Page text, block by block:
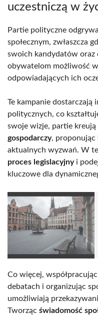
uczestniczą w
Partie polityczne
społecznym, zwłaszcza
swoich kandydatów oraz
obywatelom możliwość
odpowiadających ich
Te kampanie
politycznych, co
swoje wizje, partie kreują
gospodarczy, proponując
aktualnych wyzwań. W
proces legislacyjnyi
kluczowe dla
Co więcej,
debatach i organizując
umożliwiają
Tworząc świadomość